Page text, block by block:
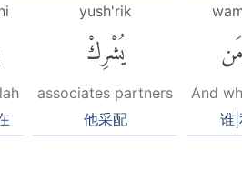
And
谁|
yush'rik
يُشْرِكْ
associates partners
他采配